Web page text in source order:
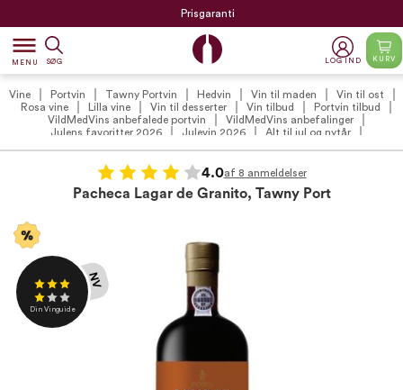
dehaze
MENU SØG LOG IND KURV
Vine Portvin Tawny Portvin Hedvin Vin til maden
Vin til ost
Rosa vine
Lilla vine Vin til desserter Vin tilbud
Portvin tilbud
VildMedVins anbefalede portvin
VildMedVins anbefalinger
Julens favoritter 2026
Julevin 2026
Alt til jul og nytår
4.0af 8 anmeldelser
Pacheca Lagar de Granito, Tawny Port
Din Vinguide
NV